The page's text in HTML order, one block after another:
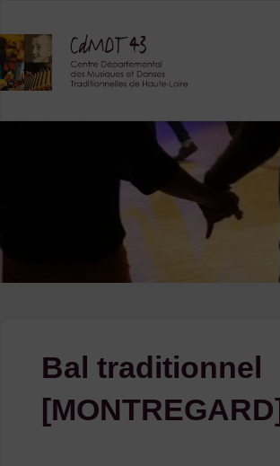
content
Bal traditionnel
[MONTREGARD]